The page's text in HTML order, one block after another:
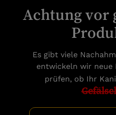
Achtung vor
Es gibt viele
entwickeln wir neue
prüfen, ob Ihr